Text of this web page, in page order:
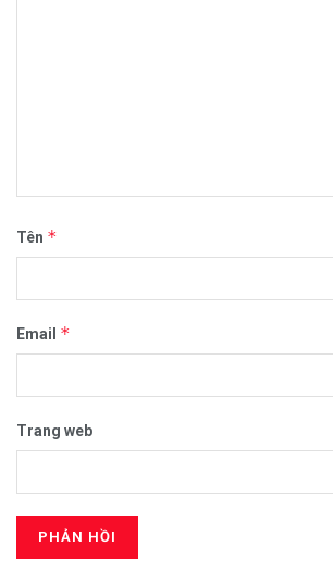
Tên *
Email *
Trang web